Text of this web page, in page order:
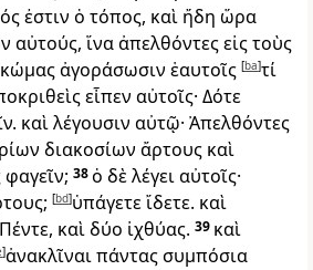
ἐστιν ὁ τόπος, καὶ ἤδη ὥρα
αὐτούς, ἵνα ἀπελθόντες εἰς τοὺς
ἀγοράσωσιν ἑαυτοῖς [ba]τί
εἶπεν αὐτοῖς· Δότε
καὶ λέγουσιν αὐτῷ· Ἀπελθόντες
διακοσίων ἄρτους καὶ
38ὁ δὲ λέγει αὐτοῖς·
[bd]ὑπάγετε ἴδετε. καὶ
καὶ δύο ἰχθύας. 39 καὶ
]ἀνακλῖναι πάντας συμπόσια